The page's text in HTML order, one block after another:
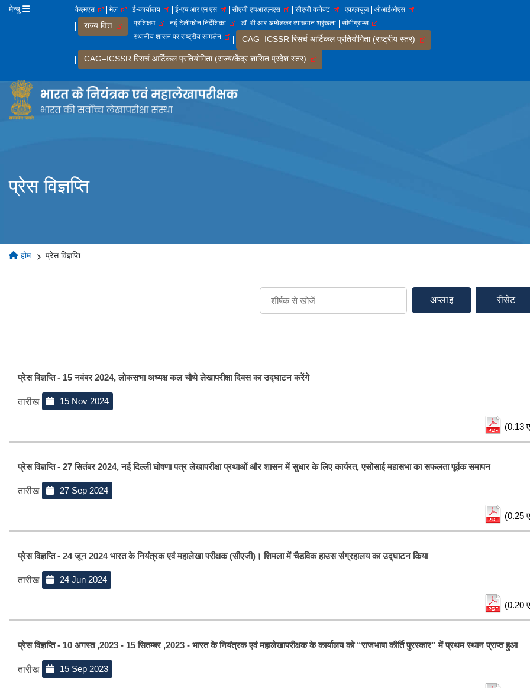
मेन्यू केएमएस मेल ई-कार्यालय ई-एच आर एम एस सीएजी एचआरएमएस सीएजी कनेक्ट एफएक्यूज ओआईओएस
राज्य वित्त प्रशिक्षण नई टेलीफोन निर्देशिका डॉ. बी.आर.अम्बेडकर व्याख्यान श्रृंखला
सीपीग्राम्स
स्थानीय शासन पर राष्ट्रीय सम्मलेन
CAG–ICSSR रिसर्च आर्टिकल प्रतियोगिता (राष्ट्रीय स्तर)
CAG–ICSSR रिसर्च आर्टिकल प्रतियोगिता (राज्य/केंद्र शासित प्रदेश स्तर)
प्रेस विज्ञप्ति
होम प्रेस विज्ञप्ति
अप्लाइ रीसेट
प्रेस विज्ञप्ति - 15 नवंबर 2024, लोकसभा अध्यक्ष कल चौथे लेखापरीक्षा दिवस का उद्घाटन करेंगे
तारीख 15 Nov 2024
(0.13
प्रेस विज्ञप्ति - 27 सितंबर 2024, नई दिल्‍ली घोषणा पत्र लेखापरीक्षा प्रथाओं और शासन में सुधार के लिए कार्यरत, एसोसाई महासभा का सफलता पूर्वक समापन
तारीख 27 Sep 2024
(0.25
प्रेस विज्ञप्ति - 24 जून 2024 भारत के नियंत्रक एवं महालेखा परीक्षक (सीएजी)। शिमला में चैडविक हाउस संग्रहालय का उद्घाटन किया
तारीख 24 Jun 2024
(0.20
प्रेस विज्ञप्ति - 10 अगस्त ,2023 - 15 सितम्बर ,2023 - भारत के नियंत्रक एवं महालेखापरीक्षक के कार्यालय को “राजभाषा कीर्ति पुरस्कार” में प्रथम स्थान प्राप्त हुआ
तारीख 15 Sep 2023